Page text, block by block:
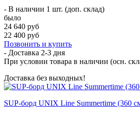
- В наличии 1 шт. (доп. склад)
было
24 640 руб
22 400 руб
Позвонить и купить
- Доставка 2-3 дня
При условии товара в наличии (осн.
Доставка без выходных!
SUP-борд UNIX Line Summertime (360